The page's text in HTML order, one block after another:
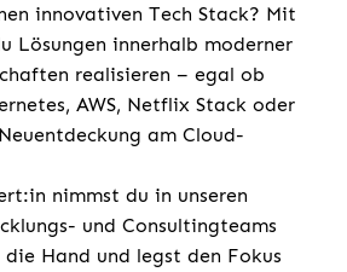
innovativen Tech Stack? Mit
Lösungen innerhalb moderner
realisieren – egal ob
AWS, Netflix Stack oder
am Cloud-
nimmst du in unseren
und Consultingteams
die Hand und legst den Fokus